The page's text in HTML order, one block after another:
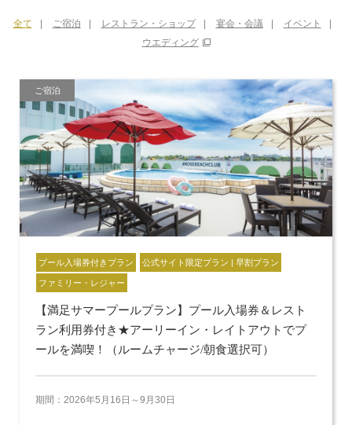
全て ご宿泊 レストラン・ショップ 宴会・会議
イベント
ウエディング
ご宿泊
プール入場券付きプラン 公式サイト限定プラン | 早割プラン
ファミリー・レジャー
【満足サマープールプラン】プール入場券＆レスト
ラン利用券付き★アーリーイン・レイトアウトでプ
ールを満喫！（ルームチャージ/朝食選択可）
期間：2026年5月16日～9月30日